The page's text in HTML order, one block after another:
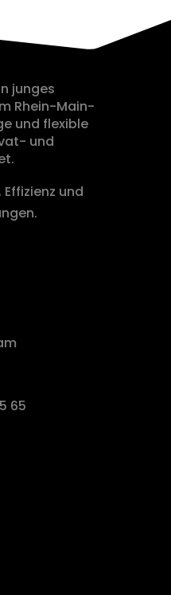
junges
Rhein-Main-
und flexible
und
und
65